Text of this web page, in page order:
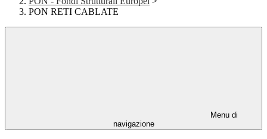
PON RETI CABLATE
Menu di
navigazione